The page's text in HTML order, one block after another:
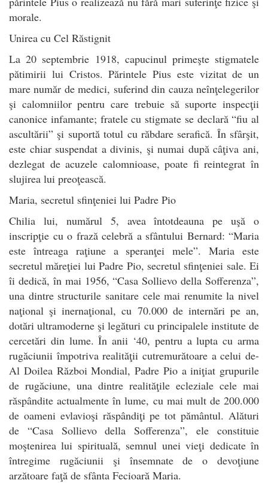
morale.
Unirea cu Cel Răstignit
La 20 septembrie 1918, capucinul primeşte stigmatele
pătimirii lui Cristos. Părintele Pius este vizitat de un
mare număr de medici, suferind din cauza neînţelegerilor
şi calomniilor pentru care trebuie să suporte inspecţii
canonice infamante; fratele cu stigmate se declară “fiu al
ascultării” şi suportă totul cu răbdare serafică. În sfârşit,
este chiar suspendat a divinis, şi numai după câţiva ani,
dezlegat de acuzele calomnioase, poate fi reintegrat în
slujirea lui preoţească.
Maria, secretul sfinţeniei lui Padre Pio
Chilia lui, numărul 5, avea întotdeauna pe uşă o
inscripţie cu o frază celebră a sfântului Bernard: “Maria
este întreaga raţiune a speranţei mele”. Maria este
secretul măreţiei lui Padre Pio, secretul sfinţeniei sale. Ei
îi dedică, în mai 1956, “Casa Sollievo della Sofferenza”,
una dintre structurile sanitare cele mai renumite la nivel
naţional şi inernaţional, cu 70.000 de internări pe an,
dotări ultramoderne şi legături cu principalele institute de
cercetări din lume. În anii ‘40, pentru a lupta cu arma
rugăciunii împotriva realităţii cutremurătoare a celui de-
Al Doilea Război Mondial, Padre Pio a iniţiat grupurile
de rugăciune, una dintre realităţile ecleziale cele mai
răspândite actualmente în lume, cu mai mult de 200.000
de oameni evlavioşi răspândiţi pe tot pământul. Alături
de “Casa Sollievo della Sofferenza”, ele constituie
moştenirea lui spirituală, semnul unei vieţi dedicate în
întregime rugăciunii şi însemnate de o devoţiune
arzătoare faţă de sfânta Fecioară Maria.